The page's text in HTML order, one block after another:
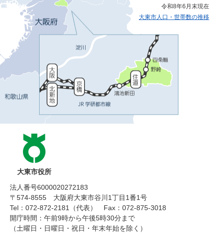
令和8年6月末現在
大東市人口・世帯数の推移
大東市役所
法人番号6000020272183
〒574-8555 大阪府大東市谷川1丁目1番1号
Tel：072-872-2181（代表）
Fax：072-875-3018
開庁時間：午前9時から午後5時30分まで
（土曜日・日曜日・祝日・年末年始を除く）